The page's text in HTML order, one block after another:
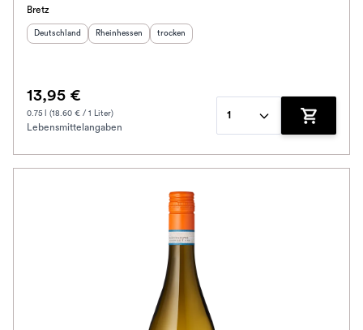
Bretz
Herkunftsland
Deutschland Herkunftsregion :
Rheinhessen Geschmack
trocken
13,95 €
0.75 l (18.60 € / 1 Liter)
Lebensmittelangaben
1
Zum